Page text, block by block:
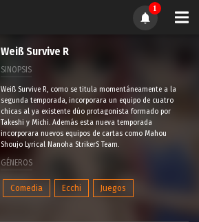
1
Weiß Survive R
SINOPSIS
Weiß Survive R, como se titula momentáneamente a la
segunda temporada, incorporara un equipo de cuatro
chicas al ya existente dúo protagonista formado por
Takeshi y Michi. Además esta nueva temporada
incorporara nuevos equipos de cartas como Mahou
Shoujo Lyrical Nanoha StrikerS Team.
GÉNEROS
Comedia Ecchi Juegos